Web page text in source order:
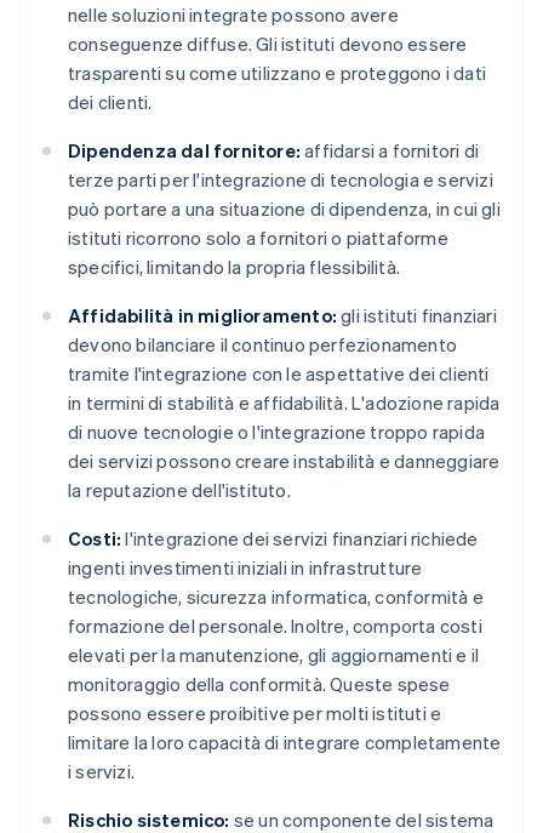
nelle soluzioni integrate possono avere
conseguenze diffuse. Gli istituti devono essere
trasparenti su come utilizzano e proteggono i dati
dei clienti.
Dipendenza dal fornitore: affidarsi a fornitori di
terze parti per l'integrazione di tecnologia e servizi
può portare a una situazione di dipendenza, in cui gli
istituti ricorrono solo a fornitori o piattaforme
specifici, limitando la propria flessibilità.
Affidabilità in miglioramento: gli istituti finanziari
devono bilanciare il continuo perfezionamento
tramite l'integrazione con le aspettative dei clienti
in termini di stabilità e affidabilità. L'adozione rapida
di nuove tecnologie o l'integrazione troppo rapida
dei servizi possono creare instabilità e danneggiare
la reputazione dell'istituto.
Costi: l'integrazione dei servizi finanziari richiede
ingenti investimenti iniziali in infrastrutture
tecnologiche, sicurezza informatica, conformità e
formazione del personale. Inoltre, comporta costi
elevati per la manutenzione, gli aggiornamenti e il
monitoraggio della conformità. Queste spese
possono essere proibitive per molti istituti e
limitare la loro capacità di integrare completamente
i servizi.
Rischio sistemico: se un componente del sistema